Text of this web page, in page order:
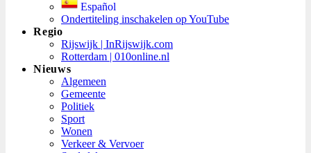
Español
Ondertiteling inschakelen op YouTube
Regio
Rijswijk | InRijswijk.com
Rotterdam | 010online.nl
Nieuws
Algemeen
Gemeente
Politiek
Sport
Wonen
Verkeer & Vervoer